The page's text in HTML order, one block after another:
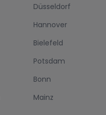
Düsseldorf
Hannover
Bielefeld
Potsdam
Bonn
Mainz